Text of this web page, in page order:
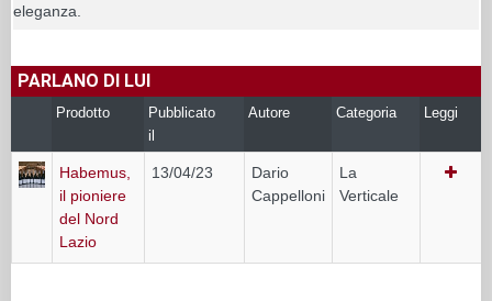
eleganza.
PARLANO DI LUI
Prodotto
Pubblicato
il
Autore Categoria Leggi
Habemus,
il pioniere
del Nord
Lazio
13/04/23
Dario
Cappelloni
La
Verticale